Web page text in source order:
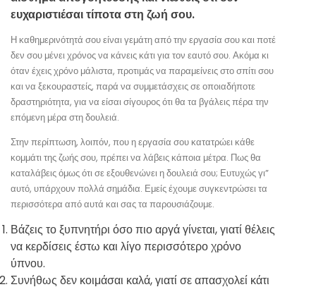
ευχαριστιέσαι τίποτα στη ζωή σου.
Η καθημερινότητά σου είναι γεμάτη από την εργασία σου και ποτέ
δεν σου μένει χρόνος να κάνεις κάτι για τον εαυτό σου. Ακόμα κι
όταν έχεις χρόνο μάλιστα, προτιμάς να παραμείνεις στο σπίτι σου
και να ξεκουραστείς, παρά να συμμετάσχεις σε οποιαδήποτε
δραστηριότητα, για να είσαι σίγουρος ότι θα τα βγάλεις πέρα την
επόμενη μέρα στη δουλειά.
Στην περίπτωση, λοιπόν, που η εργασία σου κατατρώει κάθε
κομμάτι της ζωής σου, πρέπει να λάβεις κάποια μέτρα. Πως θα
καταλάβεις όμως ότι σε εξουθενώνει η δουλειά σου; Ευτυχώς γι”
αυτό, υπάρχουν πολλά σημάδια. Εμείς έχουμε συγκεντρώσει τα
περισσότερα από αυτά και σας τα παρουσιάζουμε.
Βάζεις το ξυπνητήρι όσο πιο αργά γίνεται, γιατί θέλεις
να κερδίσεις έστω και λίγο περισσότερο χρόνο
ύπνου.
Συνήθως δεν κοιμάσαι καλά, γιατί σε απασχολεί κάτι